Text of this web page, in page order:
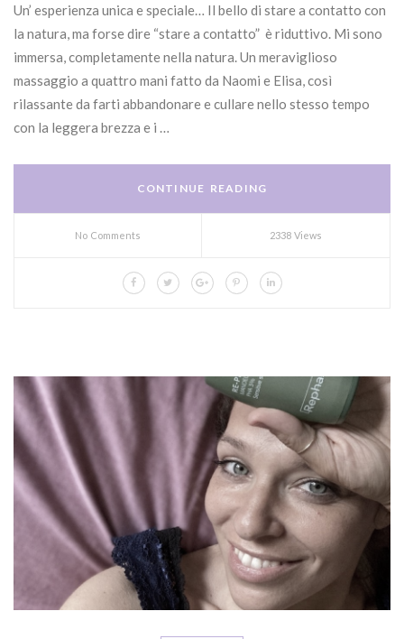
Un’ esperienza unica e speciale… Il bello di stare a contatto con
la natura, ma forse dire “stare a contatto” è riduttivo. Mi sono
immersa, completamente nella natura. Un meraviglioso
massaggio a quattro mani fatto da Naomi e Elisa, così
rilassante da farti abbandonare e cullare nello stesso tempo
con la leggera brezza e i …
CONTINUE READING
No Comments 2338 Views